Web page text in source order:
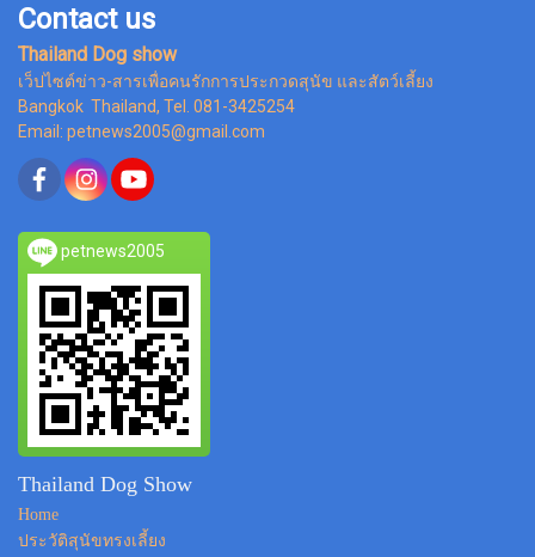
Contact us
Thailand Dog show
เว็ปไซต์ข่าว-สารเพื่อคนรักการประกวดสุนัข และสัตว์เลี้ยง
Bangkok Thailand, Tel. 081-3425254
Email: petnews2005@gmail.com
petnews2005
Thailand Dog Show
Home
ประวัติสุนัขทรงเลี้ยง